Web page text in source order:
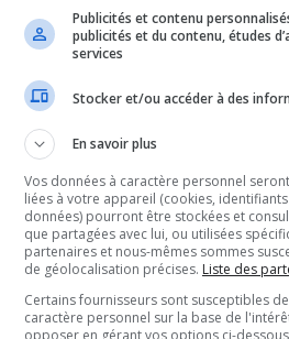
Publicités et contenu
publicités et du contenu, études
services
Stocker et/ou accéder à des
En savoir plus
Vos données à caractère personnel
liées à votre appareil (cookies,
données) pourront être stockées et
que partagées avec lui, ou utilisées
partenaires et nous-mêmes sommes
de géolocalisation précises. Liste des
Certains fournisseurs sont susceptibles
caractère personnel sur la base de
opposer en gérant vos options ci-